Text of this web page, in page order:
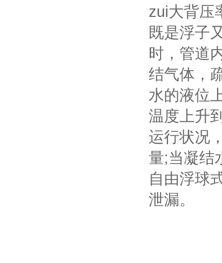
zui大背压
既是浮子
时，管道
结气体，
水的液位
温度上升
运行状况
量;当凝结
自由浮球
泄漏。